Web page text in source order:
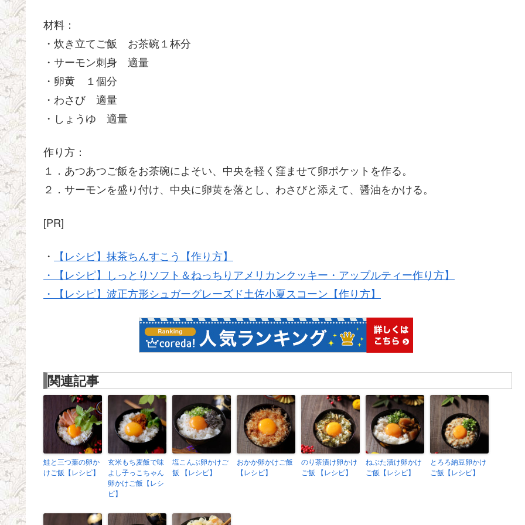
材料：
・炊き立てご飯 お茶碗１杯分
・サーモン刺身 適量
・卵黄 １個分
・わさび 適量
・しょうゆ 適量
作り方：
１．あつあつご飯をお茶碗によそい、中央を軽く窪ませて卵ポケットを作る。
２．サーモンを盛り付け、中央に卵黄を落とし、わさびと添えて、醤油をかける。
[PR]
・
【レシピ】抹茶ちんすこう【作り方】
・【レシピ】しっとりソフト＆ねっちりアメリカンクッキー・アップルティー作り方】
・【レシピ】波正方形シュガーグレーズド土佐小夏スコーン【作り方】
関連記事
鮭と三つ葉の卵か
けご飯【レシピ】
玄米もち麦飯で味
よし子っこちゃん
卵かけご飯【レシ
ピ】
塩こんぶ卵かけご
飯 【レシピ】
おかか卵かけご飯
【レシピ】
のり茶漬け卵かけ
ご飯 【レシピ】
ねぶた漬け卵かけ
ご飯【レシピ】
とろろ納豆卵かけ
ご飯【レシピ】